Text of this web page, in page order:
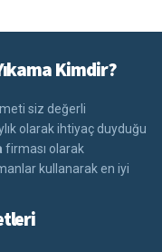
Kimdir?
siz değerli
olarak ihtiyaç duyduğu
firması olarak
kullanarak en iyi